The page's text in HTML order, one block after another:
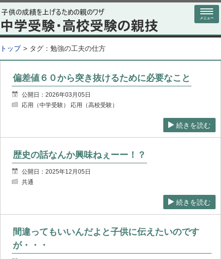
メニュー
トップ タグ： 勉強の工夫の仕方
偏差値６０から突き抜けるために必要なこと
公開日：2026年03月05日
応用（中学受験） 応用（高校受験）
続きを読む
歴史の話なんか興味ねぇーー！？
公開日：2025年12月05日
共通
続きを読む
間違ってもいいんだよと子供に伝えたいのです
が・・・